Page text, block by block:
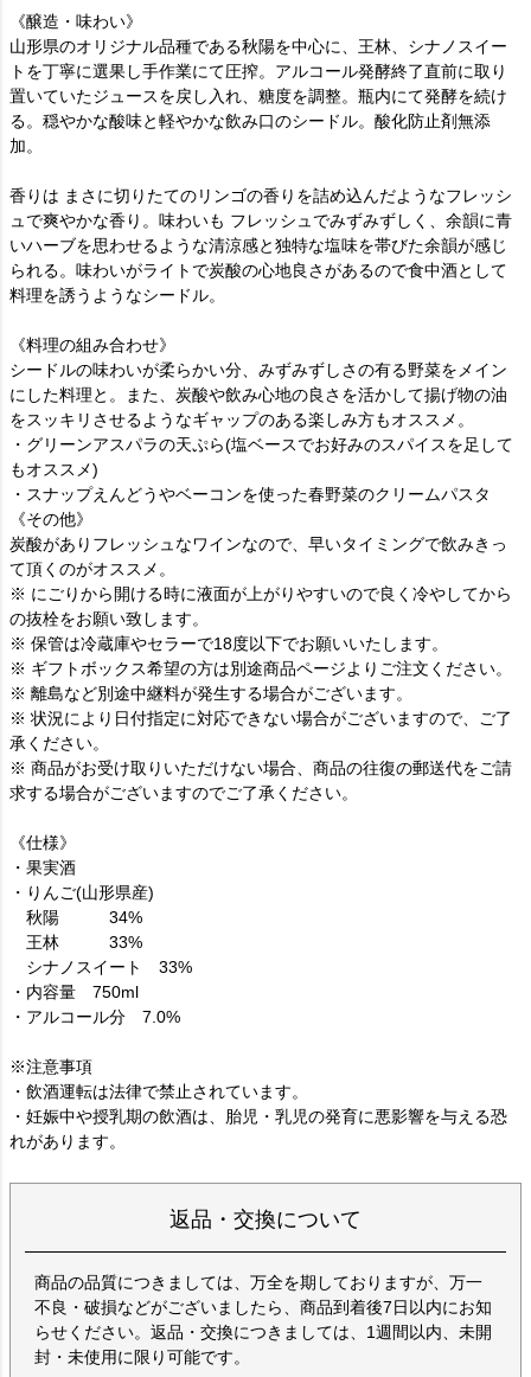
《醸造・味わい》
山形県のオリジナル品種である秋陽を中心に、王林、シナノスイー
トを丁寧に選果し手作業にて圧搾。アルコール発酵終了直前に取り
置いていたジュースを戻し入れ、糖度を調整。瓶内にて発酵を続け
る。穏やかな酸味と軽やかな飲み口のシードル。酸化防止剤無添
加。
香りは まさに切りたてのリンゴの香りを詰め込んだようなフレッシ
ュで爽やかな香り。味わいも フレッシュでみずみずしく、余韻に青
いハーブを思わせるような清涼感と独特な塩味を帯びた余韻が感じ
られる。味わいがライトで炭酸の心地良さがあるので食中酒として
料理を誘うようなシードル。
《料理の組み合わせ》
シードルの味わいが柔らかい分、みずみずしさの有る野菜をメイン
にした料理と。また、炭酸や飲み心地の良さを活かして揚げ物の油
をスッキリさせるようなギャップのある楽しみ方もオススメ。
・グリーンアスパラの天ぷら(塩ベースでお好みのスパイスを足して
もオススメ)
・スナップえんどうやベーコンを使った春野菜のクリームパスタ
《その他》
炭酸がありフレッシュなワインなので、早いタイミングで飲みきっ
て頂くのがオススメ。
※ にごりから開ける時に液面が上がりやすいので良く冷やしてから
の抜栓をお願い致します。
※ 保管は冷蔵庫やセラーで18度以下でお願いいたします。
※ ギフトボックス希望の方は別途商品ページよりご注文ください。
※ 離島など別途中継料が発生する場合がございます。
※ 状況により日付指定に対応できない場合がございますので、ご了
承ください。
※ 商品がお受け取りいただけない場合、商品の往復の郵送代をご請
求する場合がございますのでご了承ください。
《仕様》
・果実酒
・りんご(山形県産)
秋陽 34%
王林 33%
シナノスイート 33%
・内容量 750ml
・アルコール分 7.0%
※注意事項
・飲酒運転は法律で禁止されています。
・妊娠中や授乳期の飲酒は、胎児・乳児の発育に悪影響を与える恐
れがあります。
返品・交換について
商品の品質につきましては、万全を期しておりますが、万一
不良・破損などがございましたら、商品到着後7日以内にお知
らせください。返品・交換につきましては、1週間以内、未開
封・未使用に限り可能です。